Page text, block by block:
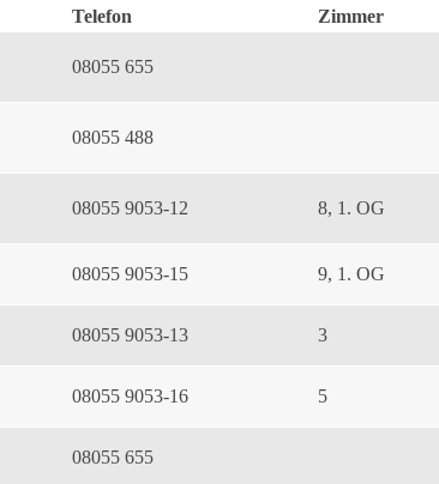
Telefon Zimmer
08055 655
08055 488
08055 9053-12 8, 1. OG
08055 9053-15 9, 1. OG
08055 9053-13 3
08055 9053-16 5
08055 655